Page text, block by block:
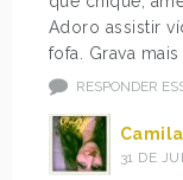
Adoro assistir
fofa. Grava
RESPONDER
31 DE